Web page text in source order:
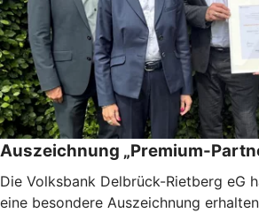
Auszeichnung „Premium-
Die Volksbank Delbrück-Rietberg eG
eine besondere Auszeichnung